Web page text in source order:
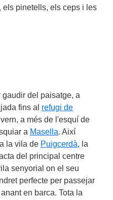
pinetells, els ceps i les
gaudir del paisatge, a
fins al refugi de
a més de l'esquí de
a Masella. Així
la vila de Puigcerdà, la
del principal centre
senyorial on el seu
perfecte per passejar
en barca. Tota la